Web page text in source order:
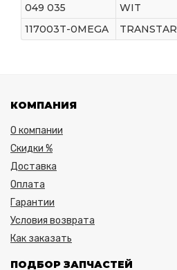
049 035
WIT
117003T-0MEGA
TRANSTAR
КОМПАНИЯ
О компании
Скидки %
Доставка
Оплата
Гарантии
Условия возврата
Как заказать
ПОДБОР ЗАПЧАСТЕЙ